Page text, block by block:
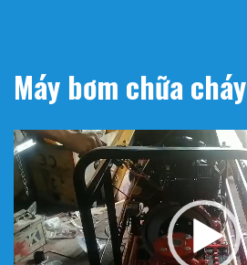
Máy bơm chữa cháy
Trình
chơi
Video